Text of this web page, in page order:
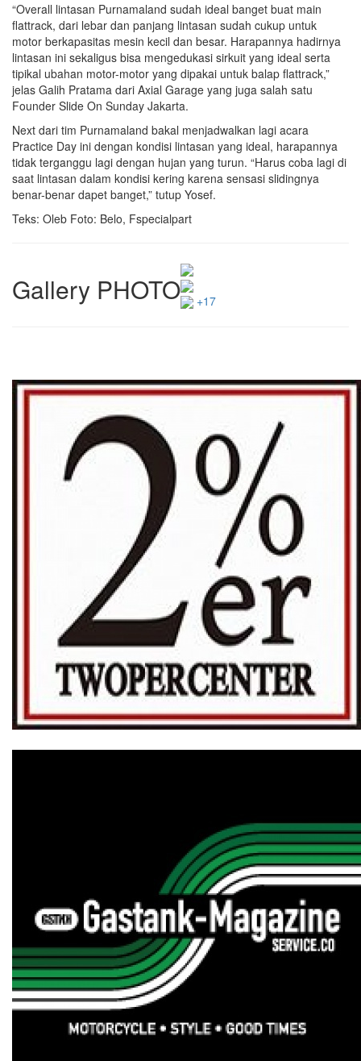
“Overall lintasan Purnamaland sudah ideal banget buat main
flattrack, dari lebar dan panjang lintasan sudah cukup untuk
motor berkapasitas mesin kecil dan besar. Harapannya hadirnya
lintasan ini sekaligus bisa mengedukasi sirkuit yang ideal serta
tipikal ubahan motor-motor yang dipakai untuk balap flattrack,”
jelas Galih Pratama dari Axial Garage yang juga salah satu
Founder Slide On Sunday Jakarta.
Next dari tim Purnamaland bakal menjadwalkan lagi acara
Practice Day ini dengan kondisi lintasan yang ideal, harapannya
tidak terganggu lagi dengan hujan yang turun. “Harus coba lagi di
saat lintasan dalam kondisi kering karena sensasi slidingnya
benar-benar dapet banget,” tutup Yosef.
Teks: Oleb Foto: Belo, Fspecialpart
Gallery PHOTO +17